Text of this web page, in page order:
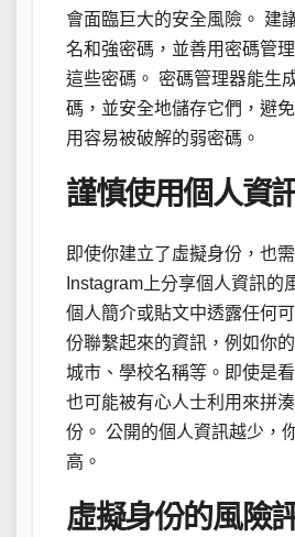
會面臨巨大的安全風險。 建
名和強密碼，並善用密碼管
這些密碼。 密碼管理器能生
碼，並安全地儲存它們，避
用容易被破解的弱密碼。
謹慎使用個人資
即使你建立了虛擬身份，也
Instagram上分享個人資訊的
個人簡介或貼文中透露任何
份聯繫起來的資訊，例如你
城市、學校名稱等。即使是
也可能被有心人士利用來拼
份。 公開的個人資訊越少，
高。
虛擬身份的風險